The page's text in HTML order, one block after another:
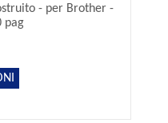
- per Brother -
pag